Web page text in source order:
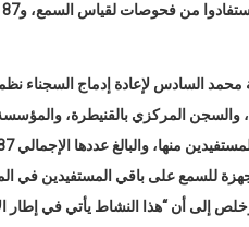
السادس لإعادة إدماج السجناء
والسجن المركزي بالقنيطرة،
للسمع على باقي المستفيدين في
إلى أن “هذا النشاط يأتي في إطار